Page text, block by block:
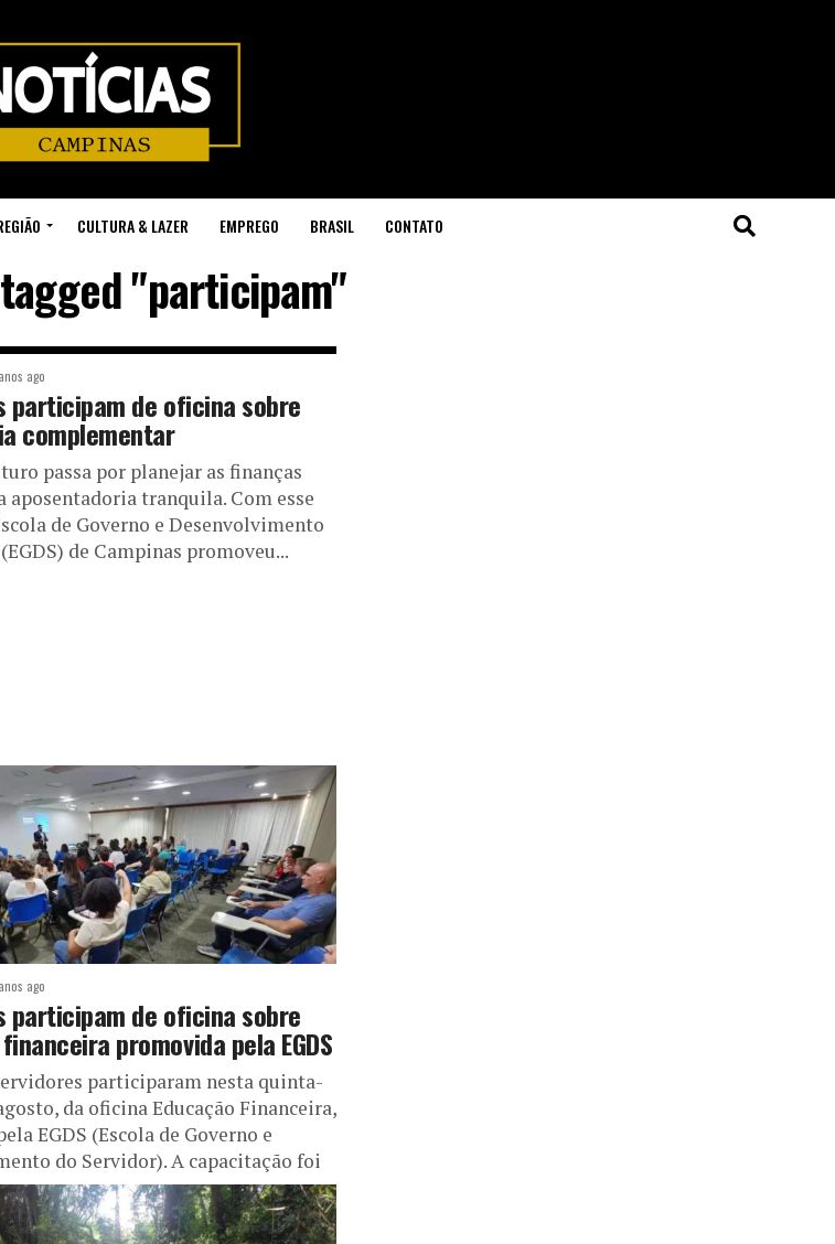
CULTURA & LAZER EMPREGO BRASIL CONTATO
"participam"
ago
participam de oficina sobre
complementar
passa por planejar as finanças
aposentadoria tranquila. Com esse
de Governo e Desenvolvimento
de Campinas promoveu...
ago
participam de oficina sobre
promovida pela EGDS
participaram nesta quinta-
da oficina Educação Financeira,
EGDS (Escola de Governo e
do Servidor). A capacitação foi